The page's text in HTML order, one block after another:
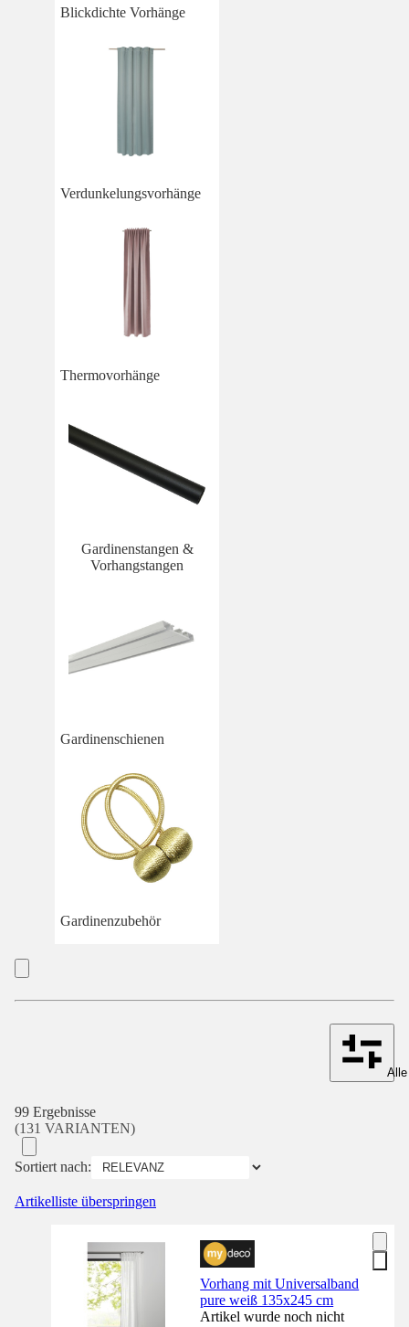
Blickdichte Vorhänge
Verdunkelungsvorhänge
Thermovorhänge
Gardinenstangen &
Vorhangstangen
Gardinenschienen
Gardinenzubehör
99 Ergebnisse
(131 VARIANTEN)
Sortiert nach:
Artikelliste überspringen
Vorhang mit Universalband
pure weiß 135x245 cm
Artikel wurde noch nicht